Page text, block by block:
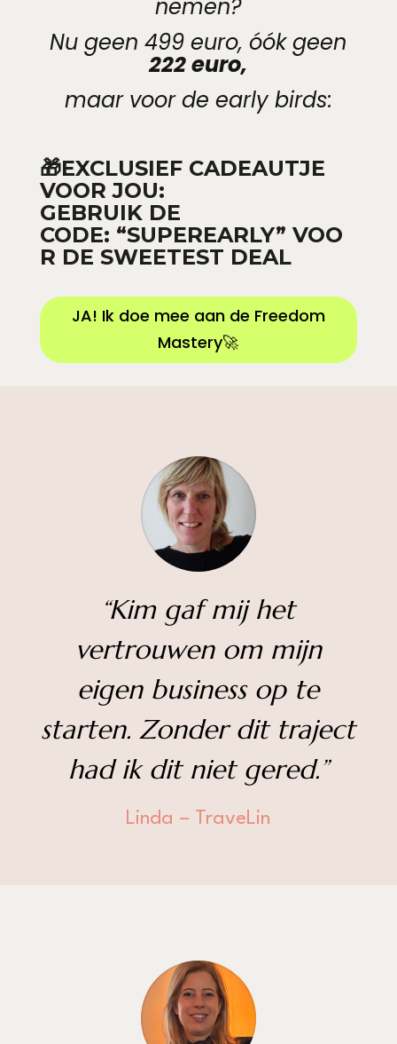
nemen?
Nu geen 499 euro, óók geen
222 euro,
maar voor de early birds:
🎁EXCLUSIEF CADEAUTJE
VOOR JOU:
GEBRUIK DE
CODE: “SUPEREARLY” VOO
R DE SWEETEST DEAL
JA! Ik doe mee aan de Freedom
Mastery🚀
“Kim gaf mij het
vertrouwen om mijn
eigen business op te
starten. Zonder dit traject
had ik dit niet gered.”
Linda – TraveLin